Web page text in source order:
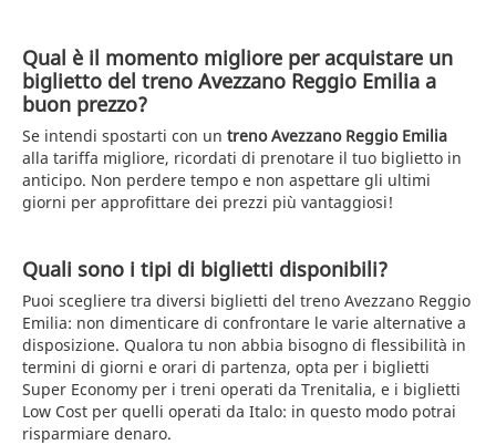
Qual è il momento migliore per acquistare un
biglietto del treno Avezzano Reggio Emilia a
buon prezzo?
Se intendi spostarti con un treno Avezzano Reggio Emilia
alla tariffa migliore, ricordati di prenotare il tuo biglietto in
anticipo. Non perdere tempo e non aspettare gli ultimi
giorni per approfittare dei prezzi più vantaggiosi!
Quali sono i tipi di biglietti disponibili?
Puoi scegliere tra diversi biglietti del treno Avezzano Reggio
Emilia: non dimenticare di confrontare le varie alternative a
disposizione. Qualora tu non abbia bisogno di flessibilità in
termini di giorni e orari di partenza, opta per i biglietti
Super Economy per i treni operati da Trenitalia, e i biglietti
Low Cost per quelli operati da Italo: in questo modo potrai
risparmiare denaro.